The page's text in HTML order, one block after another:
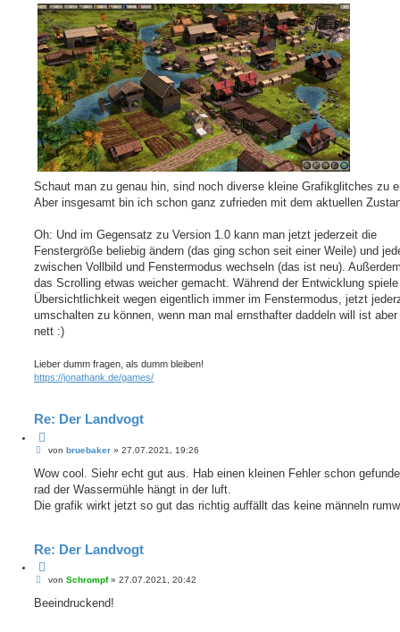
Schaut man zu genau hin, sind noch diverse kleine Grafikglitches zu
Aber insgesamt bin ich schon ganz zufrieden mit dem aktuellen
Oh: Und im Gegensatz zu Version 1.0 kann man jetzt jederzeit die
Fenstergröße beliebig ändern (das ging schon seit einer Weile) und
zwischen Vollbild und Fenstermodus wechseln (das ist neu).
das Scrolling etwas weicher gemacht. Während der Entwicklung
Übersichtlichkeit wegen eigentlich immer im Fenstermodus, jetzt
umschalten zu können, wenn man mal ernsthafter daddeln will ist
nett :)
Lieber dumm fragen, als dumm bleiben!
https://jonathank.de/games/
Re: Der Landvogt
i
i
e
e
B
i
r
a
von bruebaker» 27.07.2021, 19:26
Wow cool. Siehr echt gut aus. Hab einen kleinen Fehler schon
rad der Wassermühle hängt in der luft.
Die grafik wirkt jetzt so gut das richtig auffällt das keine männeln
Re: Der Landvogt
i
i
B
i
von Schrompf» 27.07.2021, 20:42
Beeindruckend!